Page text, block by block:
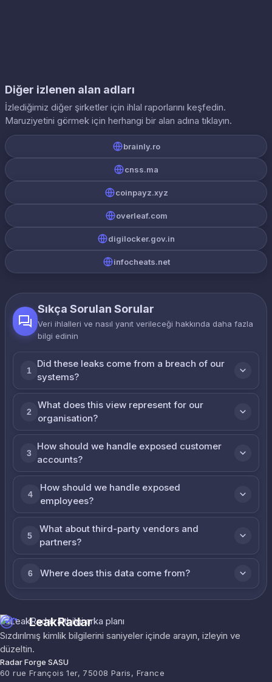
Diğer izlenen alan adları
İzlediğimiz diğer şirketler için ihlal raporlarını keşfedin.
Maruziyetini görmek için herhangi bir alan adına tıklayın.
brainly.ro
cnss.ma
coinpayz.xyz
overleaf.com
digilocker.gov.in
infocheats.net
Sıkça Sorulan Sorular
Veri ihlalleri ve nasıl yanıt verileceği hakkında daha fazla
bilgi edinin
1
Did these leaks come from a breach of our
systems?
2
What does this view represent for our
organisation?
3
How should we handle exposed customer
accounts?
4
How should we handle exposed
employees?
5
What about third-party vendors and
partners?
6 Where does this data come from?
LeakRadar
Sızdırılmış kimlik bilgilerini saniyeler içinde arayın, izleyin ve
düzeltin.
Radar Forge SASU
60 rue François 1er, 75008 Paris, France